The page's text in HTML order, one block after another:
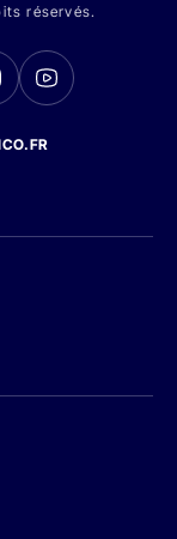
réservés.